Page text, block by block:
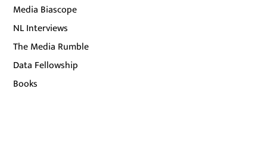
Media Biascope
NL Interviews
The Media Rumble
Data Fellowship
Books